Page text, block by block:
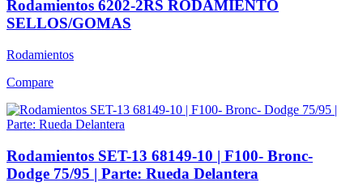
Rodamientos 6202-2RS RODAMIENTO
SELLOS/GOMAS
Rodamientos
Compare
Rodamientos SET-13 68149-10 | F100- Bronc-
Dodge 75/95 | Parte: Rueda Delantera